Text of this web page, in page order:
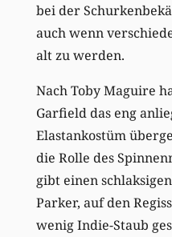
bei der
auch wenn
alt zu werden.
Nach Toby Maguire
Garfield das eng
Elastankostüm
die Rolle des
gibt einen
Parker, auf den
wenig Indie-Staub